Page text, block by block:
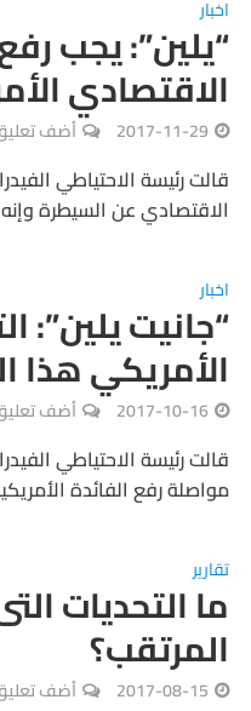
اخبار
“يلين”: يجب
الاقتصادي
2017-11-29 أضف
قالت رئيسة الاحتياطي
الاقتصادي عن السيطرة
اخبار
“جانيت يلين”:
الأمريكي هذا
2017-10-16 أضف
قالت رئيسة الاحتياطي
مواصلة رفع الفائدة
تقارير
ما التحديات
المرتقب؟
2017-08-15 أضف